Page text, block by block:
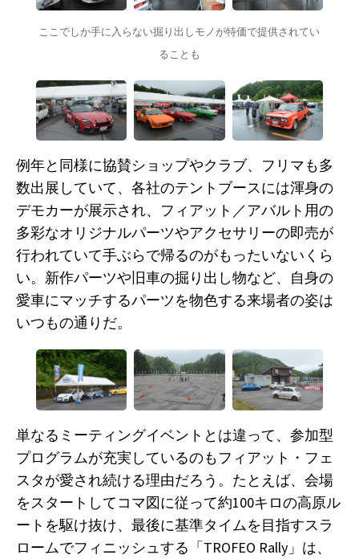
ここでしか手に入らない掘り出しモノが特価で提供されてい
ることも
例年と同様に協賛ショップやクラブ、フリマも多
数出展していて、各社のテントブースには渾身の
デモカーが展示され、フィアット／アバルト用の
多彩なオリジナルパーツやアクセサリーの即売が
行われていて手ぶらで帰るのがもったいないくら
い。新作パーツや旧車の掘り出し物など、自身の
愛車にマッチするパーツを物色する来場者の姿は
いつもの通りだ。
単なるミーティングイベントとは違って、参加型
プログラムが充実しているのもフィアット・フェ
スタが愛され続ける理由だろう。たとえば、会場
をスタートしてコマ図に従って約100キロの高原ル
ートを駆け抜け、最後に基準タイムを目指すスラ
ロームでフィニッシュする「TROFEO Rally」は、